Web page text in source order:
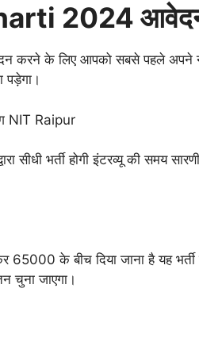
2024
के लिए आपको सबसे पहले अपने
पड़ेगा।
NIT Raipur
सीधी भर्ती होगी इंटरव्यू की समय
के बीच दिया जाना है यह भर्ती
चुना जाएगा।